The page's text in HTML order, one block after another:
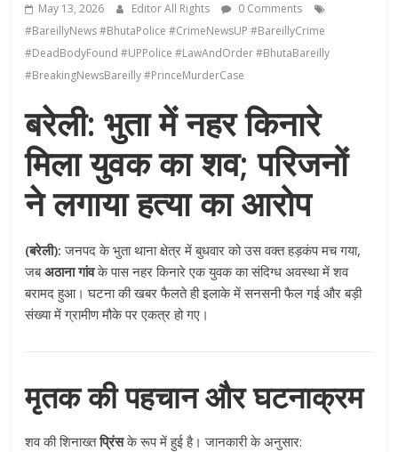
May 13, 2026 Editor All Rights
0 Comments
#BareillyNews #BhutaPolice #CrimeNewsUP #BareillyCrime
#DeadBodyFound #UPPolice #LawAndOrder #BhutaBareilly
#BreakingNewsBareilly #PrinceMurderCase
बरेली: भुता में नहर किनारे
मिला युवक का शव; परिजनों
ने लगाया हत्या का आरोप
(बरेली): जनपद के भुता थाना क्षेत्र में बुधवार को उस वक्त हड़कंप मच गया,
जबअठाना गांवके पास नहर किनारे एक युवक का संदिग्ध अवस्था में शव
बरामद हुआ। घटना की खबर फैलते ही इलाके में सनसनी फैल गई और बड़ी
संख्या में ग्रामीण मौके पर एकत्र हो गए।
मृतक की पहचान और घटनाक्रम
शव की शिनाख्तप्रिंसके रूप में हुई है। जानकारी के अनुसार: